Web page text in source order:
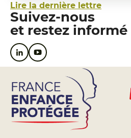
Lire la dernière lettre
Suivez-nous
et restez informé